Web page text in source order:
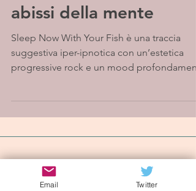
abissi della mente
Sleep Now With Your Fish è una traccia
suggestiva iper-ipnotica con un’estetica
progressive rock e un mood
Iscriviti alla mailing list
Email Twitter